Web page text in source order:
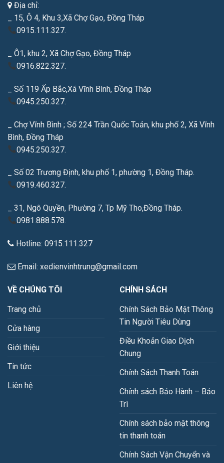
Địa chỉ:
_ 15, Ô 4, Khu 3,Xã Chợ Gạo, Đồng Tháp
0915.111.327.
_ Ô1, khu 2, Xã Chợ Gạo, Đồng Tháp
0916.822.327.
_ Số 119 Ấp Bắc,Xã Vĩnh Bình, Đồng Tháp
0945.250.327.
_ Chợ Vĩnh Bình ; Số 224 Trần Quốc Toản, khu phố 2, Xã Vĩnh
Bình, Đồng Tháp
0945.250.327.
_ Số 02 Trương Định, khu phố 1, phường 1, Đồng Tháp.
0919.460.327.
_ 31, Ngô Quyền, Phường 7, Tp Mỹ Tho,Đồng Tháp.
0981.888.578.
Hotline: 0915.111.327
Email: xedienvinhtrung@gmail.com
VỀ CHÚNG TÔI
Trang chủ
Cửa hàng
Giới thiệu
Tin tức
Liên hệ
CHÍNH SÁCH
Chính Sách Bảo Mật Thông
Tin Người Tiêu Dùng
Điều Khoản Giao Dịch
Chung
Chính Sách Thanh Toán
Chính sách Bảo Hành – Bảo
Trì
Chính sách bảo mật thông
tin thanh toán
Chính Sách Vận Chuyển và